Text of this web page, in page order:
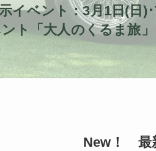
イベント：3月1日(日)
ト「大人のくるま旅
New！ 最